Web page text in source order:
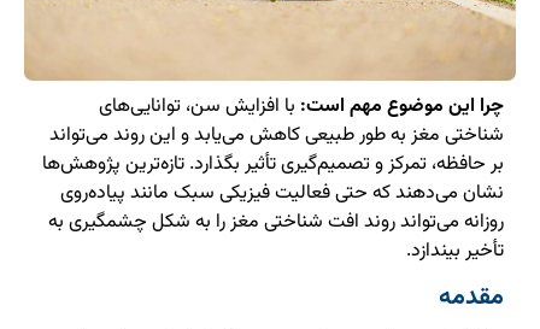
چرا این موضوع مهم است: با افزایش سن، توانایی‌های
شناختی مغز به طور طبیعی کاهش می‌یابد و این روند می‌تواند
بر حافظه، تمرکز و تصمیم‌گیری تأثیر بگذارد. تازه‌ترین پژوهش‌ها
نشان می‌دهند که حتی فعالیت فیزیکی سبک مانند پیاده‌روی
روزانه می‌تواند روند افت شناختی مغز را به شکل چشمگیری به
تأخیر بیندازد.
مقدمه